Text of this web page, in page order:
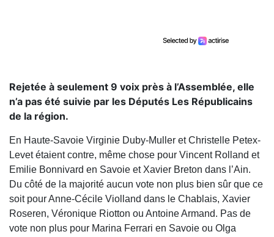
Rejetée à seulement 9 voix près à l’Assemblée, elle
n’a pas été suivie par les Députés Les Républicains
de la région.
En Haute-Savoie Virginie Duby-Muller et Christelle Petex-
Levet étaient contre, même chose pour Vincent Rolland et
Emilie Bonnivard en Savoie et Xavier Breton dans l’Ain.
Du côté de la majorité aucun vote non plus bien sûr que ce
soit pour Anne-Cécile Violland dans le Chablais, Xavier
Roseren, Véronique Riotton ou Antoine Armand. Pas de
vote non plus pour Marina Ferrari en Savoie ou Olga